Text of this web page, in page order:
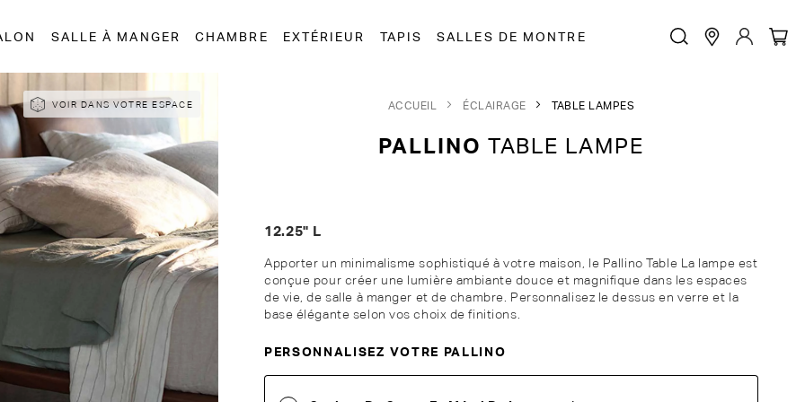
SALLE À MANGER CHAMBRE EXTÉRIEUR TAPIS SALLES DE MONTRE
VOIR DANS VOTRE ESPACE ACCUEIL ÉCLAIRAGE TABLE LAMPES
PALLINO TABLE LAMPE
12.25" L
Apporter un minimalisme sophistiqué à votre maison, le Pallino Table La lampe est
conçue pour créer une lumière ambiante douce et magnifique dans les espaces
de vie, de salle à manger et de chambre. Personnalisez le dessus en verre et la
base élégante selon vos choix de finitions.
Personnalisez votre King
PERSONNALISEZ VOTRE PALLINO